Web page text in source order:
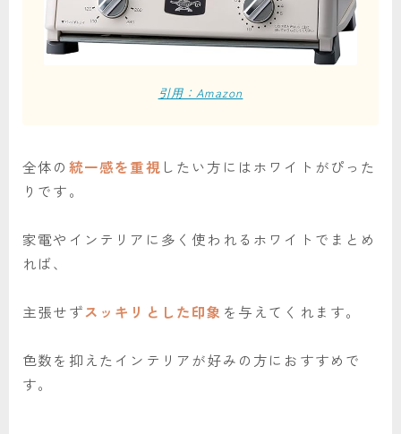
引用：Amazon
全体の 統一感を重視 したい方にはホワイトがぴった
りです。
家電やインテリアに多く使われるホワイトでまとめ
れば、
主張せずスッキリとした印象 を与えてくれます。
色数を抑えたインテリアが好みの方におすすめで
す。